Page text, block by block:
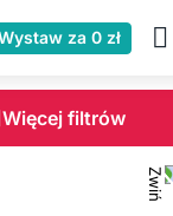
za 0 zł
Więcej filtrów